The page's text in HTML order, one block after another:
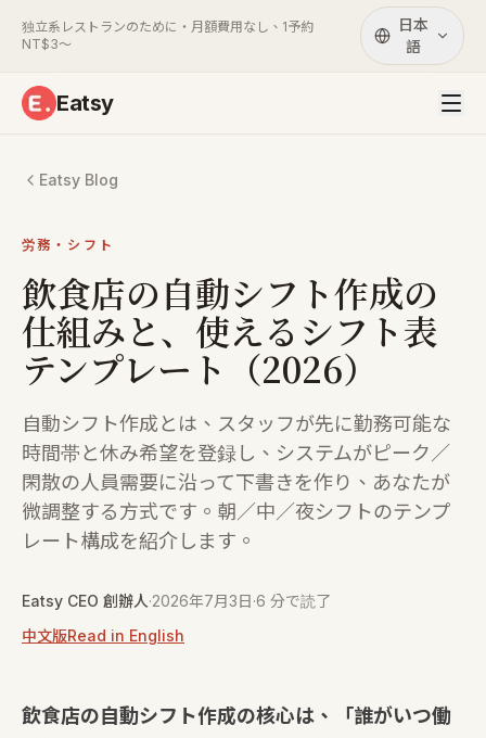
独立系レストランのために・月額費用なし、1予約
NT$3〜
日本
語
Eatsy
Eatsy Blog
労務・シフト
飲食店の自動シフト作成の
仕組みと、使えるシフト表
テンプレート（2026）
自動シフト作成とは、スタッフが先に勤務可能な
時間帯と休み希望を登録し、システムがピーク／
閑散の人員需要に沿って下書きを作り、あなたが
微調整する方式です。朝／中／夜シフトのテンプ
レート構成を紹介します。
Eatsy CEO 創辦人·2026年7月3日·6 分で読了
中文版Read in English
飲食店の自動シフト作成の核心は、「誰がいつ働